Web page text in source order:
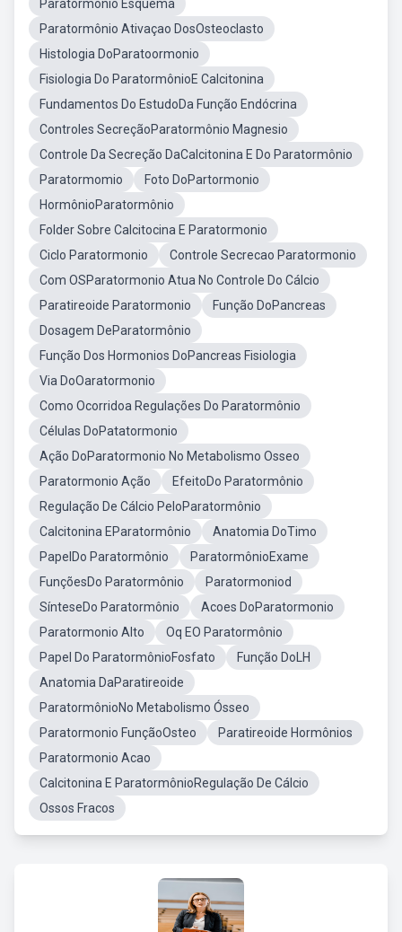
Paratormonio Esquema
Paratormônio Ativaçao DosOsteoclasto
Histologia DoParatoormonio
Fisiologia Do ParatormônioE Calcitonina
Fundamentos Do EstudoDa Função Endócrina
Controles SecreçãoParatormônio Magnesio
Controle Da Secreção DaCalcitonina E Do Paratormônio
Paratormomio
Foto DoPartormonio
HormônioParatormônio
Folder Sobre Calcitocina E Paratormonio
Ciclo Paratormonio
Controle Secrecao Paratormonio
Com OSParatormonio Atua No Controle Do Cálcio
Paratireoide Paratormonio
Função DoPancreas
Dosagem DeParatormônio
Função Dos Hormonios DoPancreas Fisiologia
Via DoOaratormonio
Como Ocorridoa Regulações Do Paratormônio
Células DoPatatormonio
Ação DoParatormonio No Metabolismo Osseo
Paratormonio Ação
EfeitoDo Paratormônio
Regulação De Cálcio PeloParatormônio
Calcitonina EParatormônio
Anatomia DoTimo
PapelDo Paratormônio
ParatormônioExame
FunçõesDo Paratormônio
Paratormoniod
SínteseDo Paratormônio
Acoes DoParatormonio
Paratormonio Alto
Oq EO Paratormônio
Papel Do ParatormônioFosfato
Função DoLH
Anatomia DaParatireoide
ParatormônioNo Metabolismo Ósseo
Paratormonio FunçãoOsteo
Paratireoide Hormônios
Paratormonio Acao
Calcitonina E ParatormônioRegulação De Cálcio
Ossos Fracos